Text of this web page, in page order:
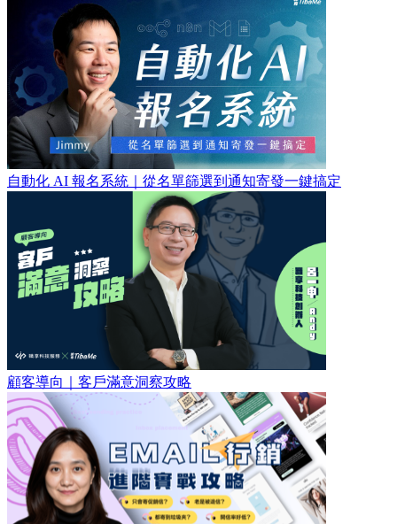
自動化 AI 報名系統｜從名單篩選到通知寄發一鍵搞定
顧客導向｜客戶滿意洞察攻略